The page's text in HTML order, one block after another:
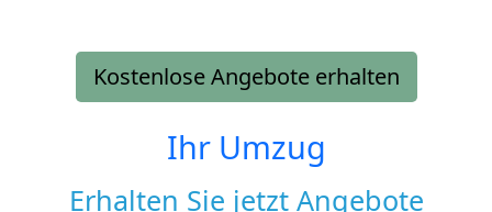
Kostenlose Angebote erhalten
Ihr Umzug
Erhalten Sie jetzt Angebote